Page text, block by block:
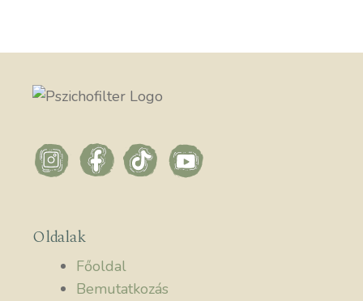
Oldalak
Főoldal
Bemutatkozás